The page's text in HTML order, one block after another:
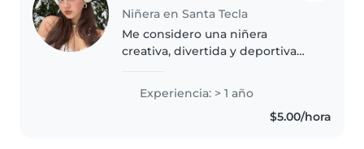
Niñera en Santa Tecla
Me considero una niñera
creativa, divertida y deportiva
edades, incluyendo bebés,
preescolares, escolares y niños
Experiencia: > 1 año
$5.00/hora